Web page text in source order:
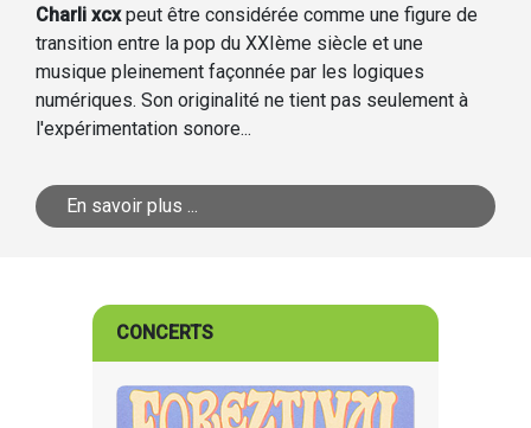
Charli xcxpeut être considérée comme une figure de
transition entre la pop du XXIème siècle et une
musique pleinement façonnée par les logiques
numériques. Son originalité ne tient pas seulement à
l'expérimentation sonore...
En savoir plus ...
CONCERTS